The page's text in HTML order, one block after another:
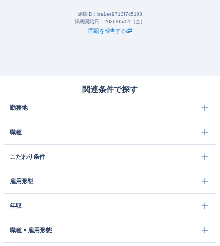
原稿ID： ba1ee9713f7c5103
掲載開始日： 2026/05/01（金）
問題を報告する
関連条件で探す
勤務地
職種
こだわり条件
雇用形態
年収
職種 × 雇用形態